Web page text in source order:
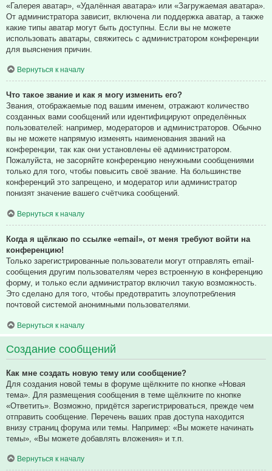
«Галерея аватар», «Удалённая аватара» или «Загружаемая аватара».
От администратора зависит, включена ли поддержка аватар, а также
какие типы аватар могут быть доступны. Если вы не можете
использовать аватары, свяжитесь с администратором конференции
для выяснения причин.
Вернуться к началу
Что такое звание и как я могу изменить его?
Звания, отображаемые под вашим именем, отражают количество
созданных вами сообщений или идентифицируют определённых
пользователей: например, модераторов и администраторов. Обычно
вы не можете напрямую изменять наименования званий на
конференции, так как они установлены её администратором.
Пожалуйста, не засоряйте конференцию ненужными сообщениями
только для того, чтобы повысить своё звание. На большинстве
конференций это запрещено, и модератор или администратор
понизят значение вашего счётчика сообщений.
Вернуться к началу
Когда я щёлкаю по ссылке «email», от меня требуют войти на
конференцию!
Только зарегистрированные пользователи могут отправлять email-
сообщения другим пользователям через встроенную в конференцию
форму, и только если администратор включил такую возможность.
Это сделано для того, чтобы предотвратить злоупотребления
почтовой системой анонимными пользователями.
Вернуться к началу
Создание сообщений
Как мне создать новую тему или сообщение?
Для создания новой темы в форуме щёлкните по кнопке «Новая
тема». Для размещения сообщения в теме щёлкните по кнопке
«Ответить». Возможно, придётся зарегистрироваться, прежде чем
отправить сообщение. Перечень ваших прав доступа находится
внизу страниц форума или темы. Например: «Вы можете начинать
темы», «Вы можете добавлять вложения» и т.п.
Вернуться к началу